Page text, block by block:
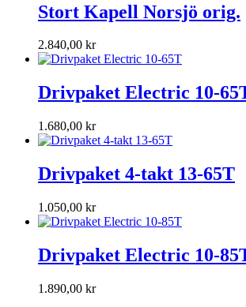
Stort Kapell Norsjö orig.
2.840,00 kr
Drivpaket Electric 10-
1.680,00 kr
Drivpaket 4-takt 13-65T
1.050,00 kr
Drivpaket Electric 10-
1.890,00 kr